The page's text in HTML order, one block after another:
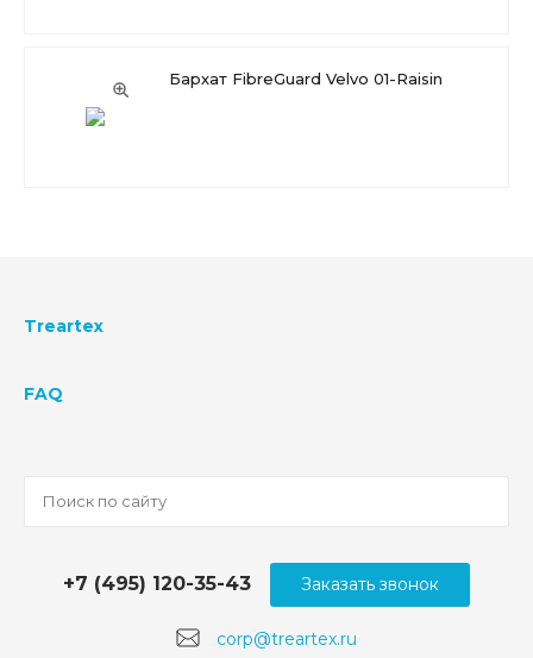
Бархат FibreGuard Velvo 01-Raisin
Treartex
FAQ
corp@treartex.ru
+7 (495) 120-35-43 Заказать звонок